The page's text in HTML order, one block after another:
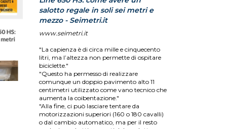
salotto regale in soli sei metri e
mezzo - Seimetri.it
www.seimetri.it
"La capienza è di circa mille e cinquecento
litri, ma l’altezza non permette di ospitare
biciclette."
"Questo ha permesso di realizzare
comunque un doppio pavimento alto 11
centimetri utilizzato come vano tecnico che
aumenta la coibentazione."
"Alla fine, ci può lasciare tentare da
motorizzazioni superiori (160 o 180 cavalli)
o dal cambio automatico, ma per il resto